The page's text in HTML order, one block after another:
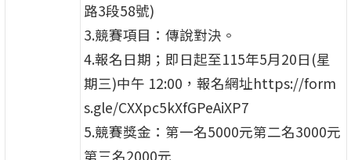
路3段58號)
3.競賽項目：傳說對決。
4.報名日期；即日起至115年5月20日(星
期三)中午 12:00，報名網址https://form
s.gle/CXXpc5kXfGPeAiXP7
5.競賽獎金：第一名5000元第二名3000元
第三名2000元